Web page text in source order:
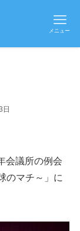
メニュー
日
会議所の例会
のマチ～」に